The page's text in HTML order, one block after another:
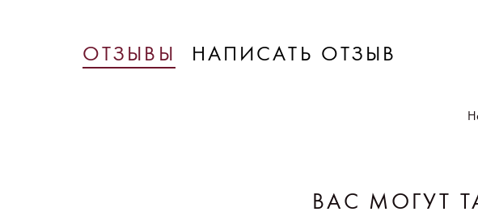
ОТЗЫВЫ НАПИСАТЬ ОТЗЫВ
ВАС МОГУТ